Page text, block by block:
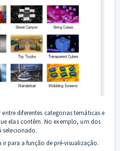
diferentes categorias temáticas e
elas contêm. No exemplo, um dos
selecionado.
ir para a função de pré-visualização.